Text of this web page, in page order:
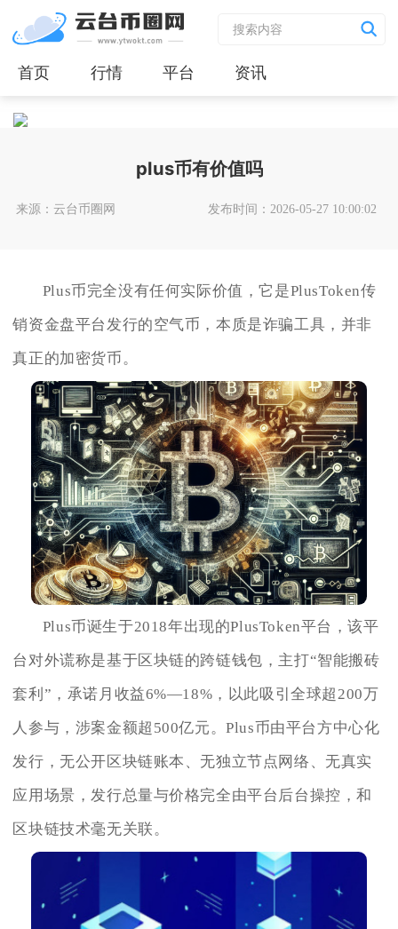
首页 行情 平台 资讯
plus币有价值吗
来源：云台币圈网 发布时间：2026-05-27 10:00:02
Plus币完全没有任何实际价值，它是PlusToken传
销资金盘平台发行的空气币，本质是诈骗工具，并非
真正的加密货币。
Plus币诞生于2018年出现的PlusToken平台，该平
台对外谎称是基于区块链的跨链钱包，主打“智能搬砖
套利”，承诺月收益6%—18%，以此吸引全球超200万
人参与，涉案金额超500亿元。Plus币由平台方中心化
发行，无公开区块链账本、无独立节点网络、无真实
应用场景，发行总量与价格完全由平台后台操控，和
区块链技术毫无关联。